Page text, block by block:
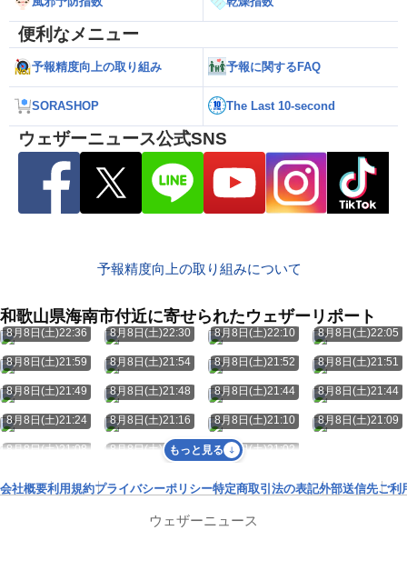
便利なメニュー
予報精度向上の取り組み 予報に関するFAQ
SORASHOP The Last 10-second
ウェザーニュース公式SNS
予報精度向上の取り組みについて
和歌山県海南市付近に寄せられたウェザーリポート
8月8日(土)22:36 8月8日(土)22:30 8月8日(土)22:10 8月8日(土)22:05
8月8日(土)21:59 8月8日(土)21:54 8月8日(土)21:52 8月8日(土)21:51
8月8日(土)21:49 8月8日(土)21:48 8月8日(土)21:44 8月8日(土)21:44
8月8日(土)21:24 8月8日(土)21:16 8月8日(土)21:10 8月8日(土)21:09
8月8日(土)21:08 8月8日(土)21:08 8月8日(土)21:02
もっと見る
会社概要利用規約プライバシーポリシー特定商取引法の表記外部送信先ご利
ウェザーニュース